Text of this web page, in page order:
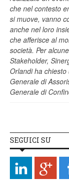
che nel contesto
si muove, vanno
anche nel loro
che afferisce al
società. Per
Stakeholder,
Orlandi ha
Generale di
Generale di
SEGUICI SU